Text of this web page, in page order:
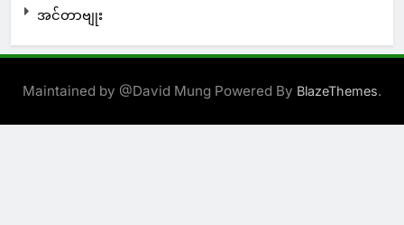
အင်တာဗျုး
Maintained by @David Mung Powered By BlazeThemes.